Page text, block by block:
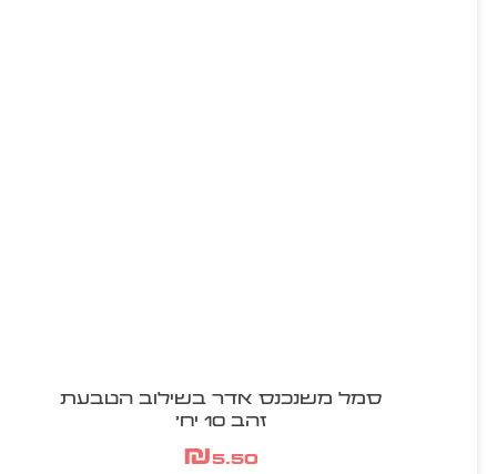
סמל משנכנס אדר בשילוב הטבעת
זהב 10 יח'
₪5.50